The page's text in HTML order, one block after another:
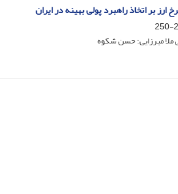
بر اتخاذ راهبرد پولی بهینه در ایران
میرزایی؛ حسن شکوه